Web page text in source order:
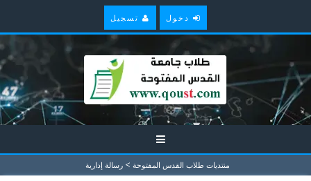
دخول تسجيل
منتديات طلاب القدس المفتوحة > رسالة إدارية